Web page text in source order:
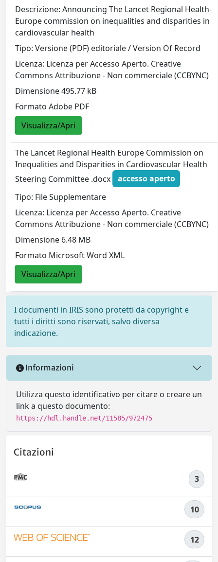
Descrizione: Announcing The Lancet Regional Health-
Europe commission on inequalities and disparities in
cardiovascular health
Tipo: Versione (PDF) editoriale / Version Of Record
Licenza: Licenza per Accesso Aperto. Creative
Commons Attribuzione - Non commerciale (CCBYNC)
Dimensione 495.77 kB
Formato Adobe PDF
Visualizza/Apri
The Lancet Regional Health Europe Commission on
Inequalities and Disparities in Cardiovascular Health
Steering Committee .docx
accesso aperto
Tipo: File Supplementare
Licenza: Licenza per Accesso Aperto. Creative
Commons Attribuzione - Non commerciale (CCBYNC)
Dimensione 6.48 MB
Formato Microsoft Word XML
Visualizza/Apri
I documenti in IRIS sono protetti da copyright e
tutti i diritti sono riservati, salvo diversa
indicazione.
Informazioni
Utilizza questo identificativo per citare o creare un
link a questo documento:
https://hdl.handle.net/11585/972475
Citazioni
3
10
12